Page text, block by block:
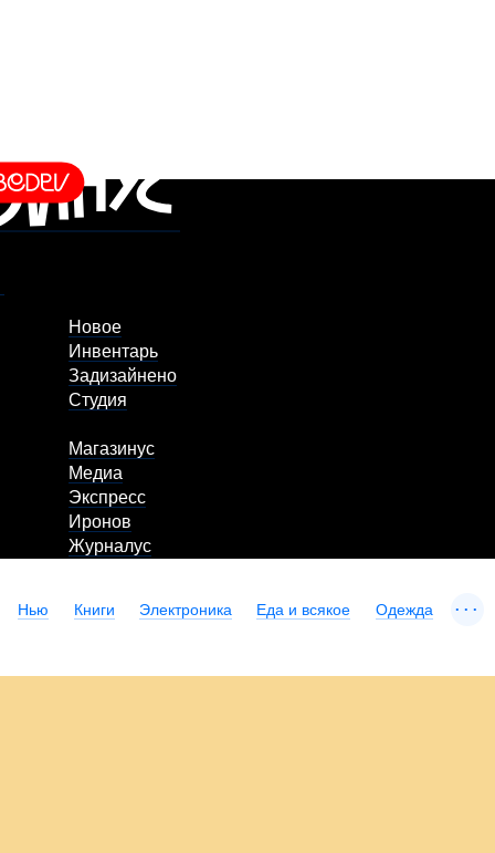
Новое
Инвентарь
Задизайнено
Студия
Магазинус
Медиа
Экспресс
Иронов
Журналус
Нью Книги Электроника Еда и всякое Одежда ...